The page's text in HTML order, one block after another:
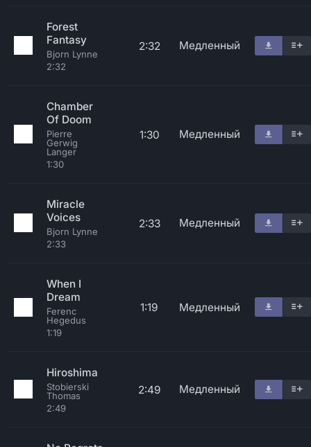
Forest
Fantasy
Bjorn Lynne
2:32
2:32 Медленный
Chamber
Of Doom
Pierre
Gerwig
Langer
1:30
1:30 Медленный
Miracle
Voices
Bjorn Lynne
2:33
2:33 Медленный
When I
Dream
Ferenc
Hegedus
1:19
1:19 Медленный
Hiroshima
Stobierski
Thomas
2:49
2:49 Медленный